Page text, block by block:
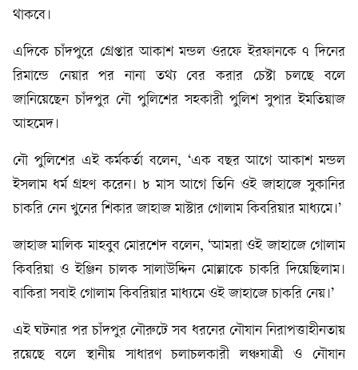
থাকবে।
এদিকে চাঁদপুরে গ্রেপ্তার আকাশ মন্ডল ওরফে ইরফানকে ৭ দিনের
রিমান্ডে নেয়ার পর নানা তথ্য বের করার চেষ্টা চলছে বলে
জানিয়েছেন চাঁদপুর নৌ পুলিশের সহকারী পুলিশ সুপার ইমতিয়াজ
আহমেদ।
নৌ পুলিশের এই কর্মকর্তা বলেন, ‘এক বছর আগে আকাশ মন্ডল
ইসলাম ধর্ম গ্রহণ করেন। ৮ মাস আগে তিনি ওই জাহাজে সুকানির
চাকরি নেন খুনের শিকার জাহাজ মাস্টার গোলাম কিবরিয়ার মাধ্যমে।’
জাহাজ মালিক মাহবুব মোরশেদ বলেন, ‘আমরা ওই জাহাজে গোলাম
কিবরিয়া ও ইঞ্জিন চালক সালাউদ্দিন মোল্লাকে চাকরি দিয়েছিলাম।
বাকিরা সবাই গোলাম কিবরিয়ার মাধ্যমে ওই জাহাজে চাকরি নেয়।’
এই ঘটনার পর চাঁদপুর নৌরুটে সব ধরনের নৌযান নিরাপত্তাহীনতায়
রয়েছে বলে স্থানীয় সাধারণ চলাচলকারী লঞ্চযাত্রী ও নৌযান